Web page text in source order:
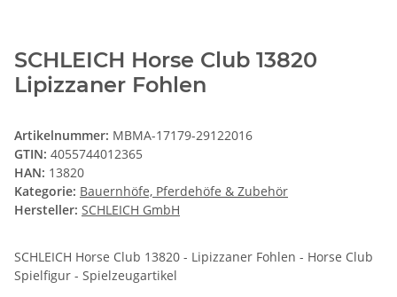
SCHLEICH Horse Club 13820
Lipizzaner Fohlen
Artikelnummer: MBMA-17179-29122016
GTIN: 4055744012365
HAN: 13820
Kategorie: Bauernhöfe, Pferdehöfe & Zubehör
Hersteller: SCHLEICH GmbH
SCHLEICH Horse Club 13820 - Lipizzaner Fohlen - Horse Club
Spielfigur - Spielzeugartikel